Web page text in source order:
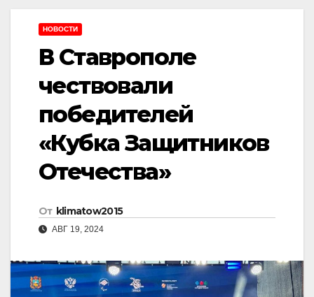
НОВОСТИ
В Ставрополе
чествовали
победителей
«Кубка Защитников
Отечества»
От klimatow2015
АВГ 19, 2024